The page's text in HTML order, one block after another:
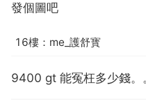
發個圖吧
16樓：me_護舒寳
9400 gt 能冤枉多少錢。